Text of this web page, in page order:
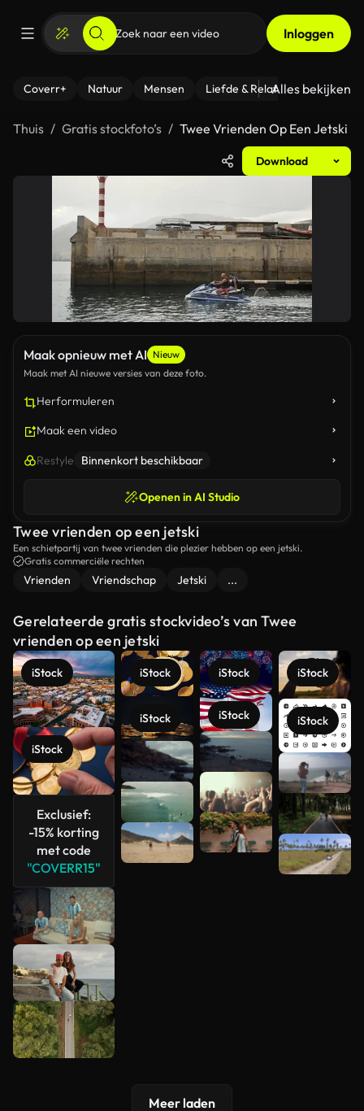
Inloggen
Coverr+ Natuur Mensen Liefde & Relaties - Fitness
Alles bekijken
Thuis Gratis stockfoto’s Twee Vrienden Op Een Jetski
Download
Maak opnieuw met AI Nieuw
Maak met AI nieuwe versies van deze foto.
Herformuleren
Maak een video
Restyle Binnenkort beschikbaar
Openen in AI Studio
Twee vrienden op een jetski
Een schietpartij van twee vrienden die plezier hebben op een jetski.
Gratis commerciële rechten
Vrienden Vriendschap Jetski ...
Gerelateerde gratis stockvideo’s van Twee
vrienden op een jetski
iStock
iStock
Exclusief:
-15% korting
met code
"COVERR15"
iStock
iStock
iStock
iStock
iStock
iStock
Meer
bekijken
Meer laden